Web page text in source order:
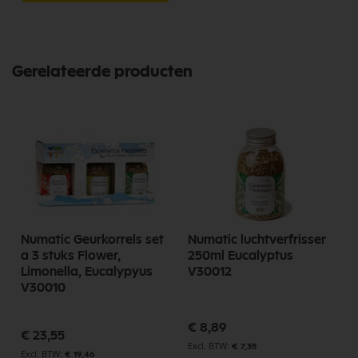
Gerelateerde producten
Numatic Geurkorrels set
a 3 stuks Flower,
Limonella, Eucalypyus
V30010
€ 23,55
€ 19,46
Numatic luchtverfrisser
250ml Eucalyptus
V30012
€ 8,89
€ 7,35